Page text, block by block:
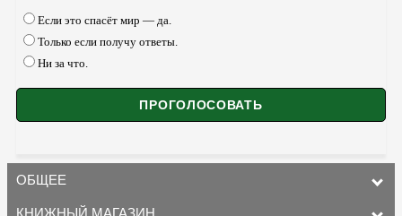
Если это спасёт мир — да.
Только если получу ответы.
Ни за что.
ОБЩЕЕ
КНИЖНЫЙ МАГАЗИН